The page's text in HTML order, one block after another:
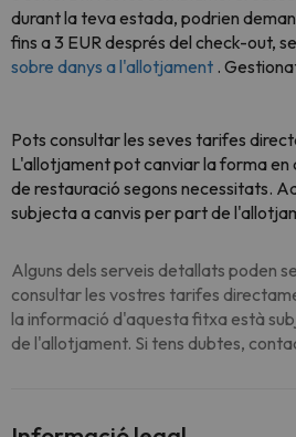
durant la teva estada, podrien
fins a 3 EUR després del check-out,
sobre danys a l'allotjament .
Pots consultar les seves tarifes
L'allotjament pot canviar la forma en
de restauració segons necessitats.
subjecta a canvis per part de
Alguns dels serveis detallats poden
consultar les vostres tarifes
la informació d'aquesta fitxa està
de l'allotjament. Si tens dubtes,